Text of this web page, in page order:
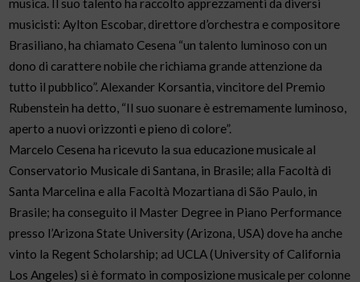
musica. Il suo talento ha raccolto apprezzamenti da diversi
musicisti: Aylton Escobar, direttore d’orchestra e compositore
Brasiliano, ha chiamato Cesena “un talento luminoso con un
dono di carattere nobile che richiama grande attenzione da
tutto il pubblico”. Alexander Korsantia, vincitore del Premio
Rubenstein ha detto, “Il suo suonare è estremamente luminoso,
aperto a nuovi orizzonti e pieno di colore”.
Marcelo Cesena ha ricevuto la sua educazione musicale al
Conservatorio Musicale di Santana, in Brasile; alla Facoltà di
Santa Marcelina e alla Facoltà Mozartiana di São Paulo, in
Brasile; ha conseguito il Master Degree in Piano Performance
presso l’Arizona State University (Arizona, USA) dove ha anche
vinto la Regent Scholarship; ad UCLA (University of California
Los Angeles) si è formato in composizione musicale per colonne